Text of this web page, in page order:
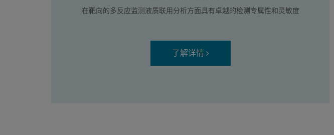
在靶向的多反应监测液质联用分析方面具有卓越的检测专属性和灵敏度
了解详情